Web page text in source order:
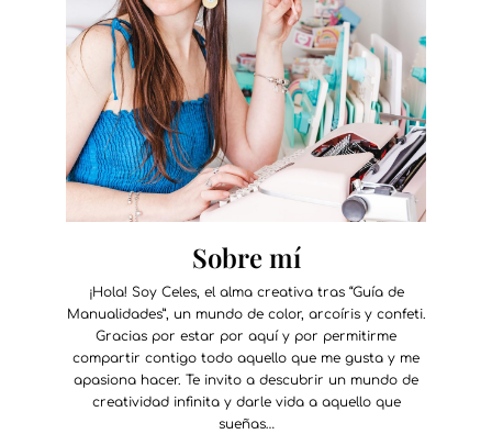
Sobre mí
¡Hola! Soy Celes, el alma creativa tras “Guía de
Manualidades”, un mundo de color, arcoíris y confeti.
Gracias por estar por aquí y por permitirme
compartir contigo todo aquello que me gusta y me
apasiona hacer. Te invito a descubrir un mundo de
creatividad infinita y darle vida a aquello que
sueñas…